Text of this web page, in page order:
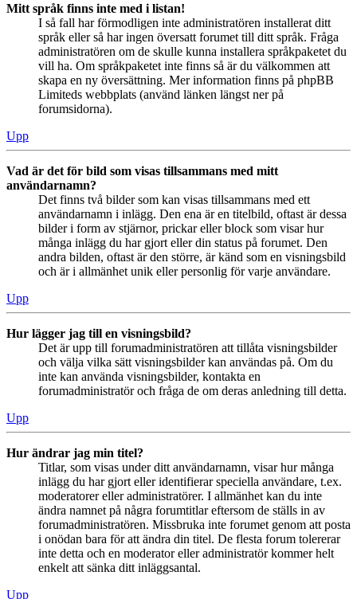
Mitt språk finns inte med i listan!
I så fall har förmodligen inte administratören installerat ditt
språk eller så har ingen översatt forumet till ditt språk. Fråga
administratören om de skulle kunna installera språkpaketet du
vill ha. Om språkpaketet inte finns så är du välkommen att
skapa en ny översättning. Mer information finns på phpBB
Limiteds webbplats (använd länken längst ner på
forumsidorna).
Upp
Vad är det för bild som visas tillsammans med mitt
användarnamn?
Det finns två bilder som kan visas tillsammans med ett
användarnamn i inlägg. Den ena är en titelbild, oftast är dessa
bilder i form av stjärnor, prickar eller block som visar hur
många inlägg du har gjort eller din status på forumet. Den
andra bilden, oftast är den större, är känd som en visningsbild
och är i allmänhet unik eller personlig för varje användare.
Upp
Hur lägger jag till en visningsbild?
Det är upp till forumadministratören att tillåta visningsbilder
och välja vilka sätt visningsbilder kan användas på. Om du
inte kan använda visningsbilder, kontakta en
forumadministratör och fråga de om deras anledning till detta.
Upp
Hur ändrar jag min titel?
Titlar, som visas under ditt användarnamn, visar hur många
inlägg du har gjort eller identifierar speciella användare, t.ex.
moderatorer eller administratörer. I allmänhet kan du inte
ändra namnet på några forumtitlar eftersom de ställs in av
forumadministratören. Missbruka inte forumet genom att posta
i onödan bara för att ändra din titel. De flesta forum tolererar
inte detta och en moderator eller administratör kommer helt
enkelt att sänka ditt inläggsantal.
Upp